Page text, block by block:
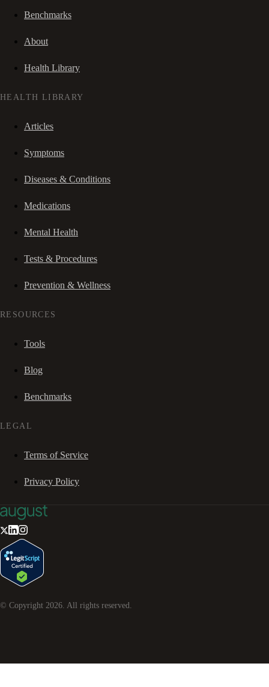
Benchmarks
About
Health Library
HEALTH LIBRARY
Articles
Symptoms
Diseases & Conditions
Medications
Mental Health
Tests & Procedures
Prevention & Wellness
RESOURCES
Tools
Blog
Benchmarks
LEGAL
Terms of Service
Privacy Policy
© Copyright 2026 . All rights reserved.